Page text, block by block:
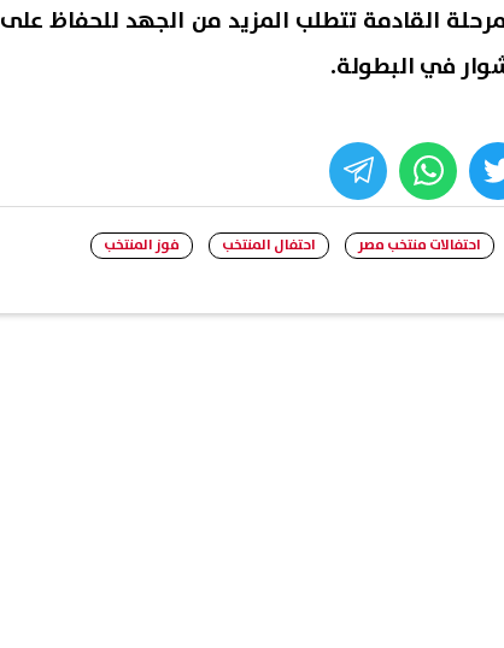
القادمة تتطلب المزيد من الجهد للحفاظ على
في البطولة.
twitter
whats
احتفالات منتخب مصر احتفال المنتخب فوز المنتخب